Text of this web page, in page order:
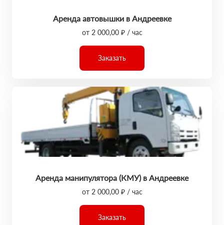
Аренда автовышки в Андреевке
от 2 000,00 ₽ / час
Заказать
Аренда манипулятора (КМУ) в Андреевке
от 2 000,00 ₽ / час
Заказать